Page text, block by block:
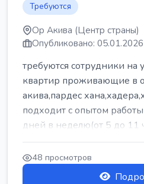
Требуются
Ор Акива (Центр страны)
Опубликовано: 05.01.2026
требуются сотрудники на
квартир проживающие в
акива,пардес
подходит с опытом
дней в неделю(от 5 до 11
48 просмотров